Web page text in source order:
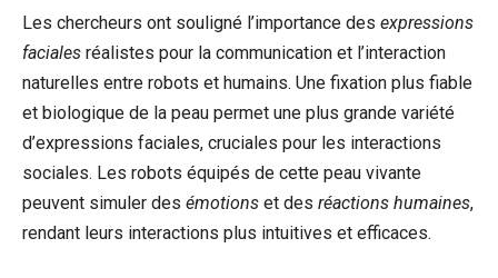
Les chercheurs ont souligné l’importance des expressions
faciales réalistes pour la communication et l’interaction
naturelles entre robots et humains. Une fixation plus fiable
et biologique de la peau permet une plus grande variété
d’expressions faciales, cruciales pour les interactions
sociales. Les robots équipés de cette peau vivante
peuvent simuler des émotions et des réactions humaines,
rendant leurs interactions plus intuitives et efficaces.